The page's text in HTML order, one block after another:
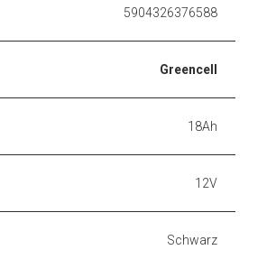
5904326376588
Greencell
18Ah
12V
Schwarz